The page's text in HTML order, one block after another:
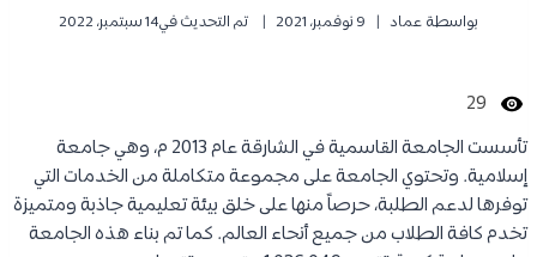
بواسطة عماد 9 نوفمبر، 2021 تم التحديث في14 سبتمبر، 2022
29
تأسست الجامعة القاسمية في الشارقة عام 2013 م، وهي جامعة
إسلامية. وتحتوي الجامعة على مجموعة متكاملة من الخدمات التي
توفرها لدعم الطلبة، حرصاً منها على خلق بيئة تعليمية جاذبة ومتميزة
تخدم كافة الطلاب من جميع أنحاء العالم. كما تم بناء هذه الجامعة